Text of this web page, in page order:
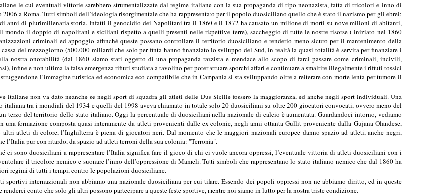
le cui eventuali vittorie sarebbero strumentalizzate dal regime italiano con la sua propaganda di tipo neonazista, fatta di tricolori e inno di
a Roma. Tutti simboli dell’ideologia risorgimentale che ha rappresentato per il popolo duosiciliano quello che è stato il nazismo per gli ebrei;
anni di plurimillenaria storia. Infatti il genocidio dei Napolitani tra il 1860 e il 1872 ha causato un milione di morti su nove milioni di abitanti,
mondo il doppio di napolitani e siciliani rispetto a quelli presenti nelle rispettive terre), saccheggio di tutte le nostre risorse ( iniziato nel 1860
criminali ed appoggio affinché queste possano controllare il territorio duosiciliano e renderlo meno sicuro per il mantenimento della
del mezzogiorno (500.000 miliardi che solo per finta hanno finanziato lo sviluppo del Sud, in realtà la quasi totalità è servita per finanziare i
nostra onorabilità (dal 1860 siamo stati oggetto di una propaganda razzista e mendace allo scopo di farci passare come criminali, incivili,
infine e non ultima la falsa emergenza rifiuti studiata a tavolino per poter attuare sporchi affari e continuare a smaltire illegalmente i rifiuti tossici
l’immagine turistica ed economica eco-compatibile che in Campania si sta sviluppando oltre a reiterare con morte lenta per tumore il
italiane non va dato neanche se negli sport di squadra gli atleti delle Due Sicilie fossero la maggioranza, ed anche negli sport individuali. Una
italiana tra i mondiali del 1934 e quelli del 1998 aveva chiamato in totale solo 20 duosiciliani su oltre 200 giocatori convocati, ovvero meno del
terzo del territorio dello stato italiano. Oggi la percentuale di duosiciliani nella nazionale di calcio è aumentata. Guardandoci intorno, vediamo
una formazione composta quasi interamente da atleti provenienti dalle ex colonie, negli anni ottanta Gullit proveniente dalla Gujana Olandese,
altri atleti di colore, l’Inghilterra è piena di giocatori neri. Dal momento che le maggiori nazionali europee danno spazio ad atleti, anche negri,
l’Italia pur con ritardo, da spazio ad atleti terroni della sua colonia: "Terronia".
ci sono duosiciliani a rappresentare l’Italia significa fare il gioco di chi ci vuole ancora oppressi, l’eventuale vittoria di atleti duosiciliani con i
il tricolore nemico e suonare l’inno dell’oppressione di Mameli. Tutti simboli che rappresentano lo stato italiano nemico che dal 1860 ha
regimi di tutti i tempi, contro le popolazioni duosiciliane.
sportivi internazionali non abbiamo una nazionale duosiciliana per cui tifare. Essendo dei popoli oppressi non ne abbiamo diritto, ed in queste
renderci conto che solo gli altri possono partecipare a queste feste sportive, mentre noi siamo in lutto per la nostra triste condizione.